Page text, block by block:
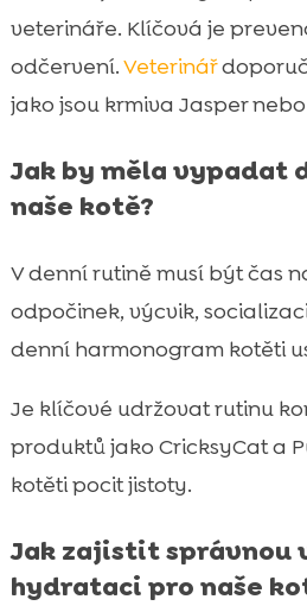
veterináře. Klíčová je
odčervení.Veterinář
jako jsou krmiva Jasper nebo
Jak by měla vypadat
naše kotě?
V denní rutině musí být čas
odpočinek, výcvik,
denní harmonogram kotěti
Je klíčové udržovat rutinu
produktů jako CricksyCat a
kotěti pocit jistoty.
Jak zajistit správnou
hydrataci pro naše